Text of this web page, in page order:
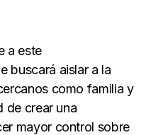
a este
buscará aislar a la
como familia y
de crear una
mayor control sobre